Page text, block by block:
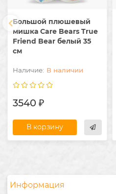
Большой плюшевый
мишка Care Bears True
Friend Bear белый 35
см
В наличии
3540 ₽
В корзину
Информация